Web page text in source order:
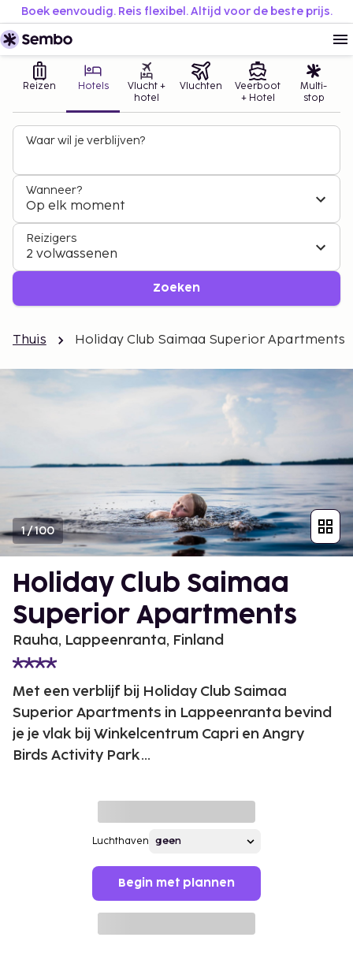
Boek eenvoudig. Reis flexibel. Altijd voor de beste prijs.
Reizen Hotels
Vlucht +
hotel
Vluchten
Veerboot
+ Hotel
Multi-
stop
Waar wil je verblijven?
Wanneer?
Op elk moment
Reizigers
2 volwassenen
Zoeken
Thuis Holiday Club Saimaa Superior Apartments
1/100
Holiday Club Saimaa
Superior Apartments
Rauha, Lappeenranta, Finland
Met een verblijf bij Holiday Club Saimaa
Superior Apartments in Lappeenranta bevind
je je vlak bij Winkelcentrum Capri en Angry
Birds Activity Park...
Luchthaven
Begin met plannen